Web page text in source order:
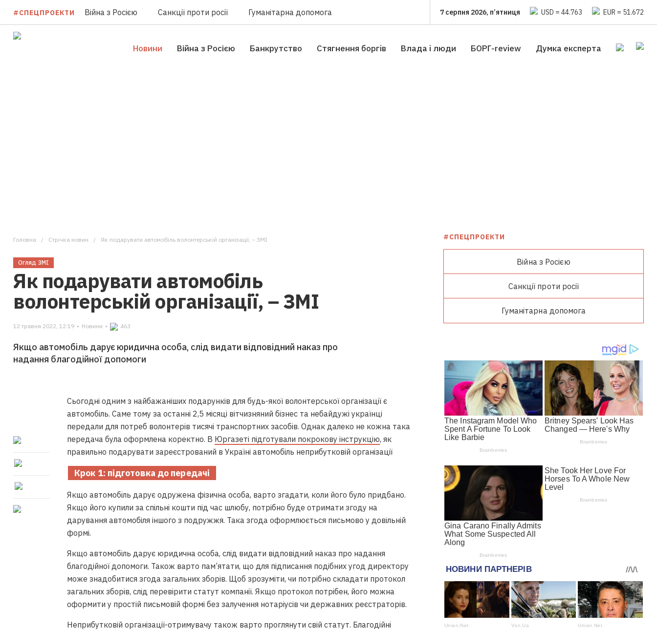
#СПЕЦПРОЕКТИ Війна з Росією Санкції проти росії Гуманітарна допомога 7 серпня 2026, п’ятниця USD = 44.763 EUR = 51.672
Новини Війна з Росією Банкрутство Стягнення боргiв Влада i люди БОРГ-review Думка експерта
Головна Стрічка новин Як подарувати автомобіль волонтерській організації, – ЗМІ
Огляд ЗМІ
Як подарувати автомобіль
волонтерській організації, – ЗМІ
12 травня 2022, 12:19 • Новини • 463
Якщо автомобіль дарує юридична особа, слід видати відповідний наказ про
надання благодійної допомоги
Сьогодні одним з найбажаніших подарунків для будь-якої волонтерської організації є
автомобіль. Саме тому за останні 2,5 місяці вітчизняний бізнес та небайдужі українці
передали для потреб волонтерів тисячі транспортних засобів. Однак далеко не кожна така
передача була оформлена коректно. В Юргазеті підготували покрокову інструкцію, як
правильно подарувати зареєстрований в Україні автомобіль неприбутковій організації
Крок 1: підготовка до передачі
Якщо автомобіль дарує одружена фізична особа, варто згадати, коли його було придбано.
Якщо його купили за спільні кошти під час шлюбу, потрібно буде отримати згоду на
дарування автомобіля іншого з подружжя. Така згода оформлюється письмово у довільній
формі.
Якщо автомобіль дарує юридична особа, слід видати відповідний наказ про надання
благодійної допомоги. Також варто пам’ятати, що для підписання подібних угод директору
може знадобитися згода загальних зборів. Щоб зрозуміти, чи потрібно складати протокол
загальних зборів, слід перевірити статут компанії. Якщо протокол потрібен, його можна
оформити у простій письмовій формі без залучення нотаріусів чи державних реєстраторів.
Неприбутковій організації-отримувачу також варто проглянути свій статут. Благодійні
#СПЕЦПРОЕКТИ
Війна з Росією
Санкції проти росії
Гуманітарна допомога